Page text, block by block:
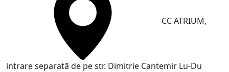
CC ATRIUM,
intrare separată de pe str. Dimitrie Cantemir Lu-Du